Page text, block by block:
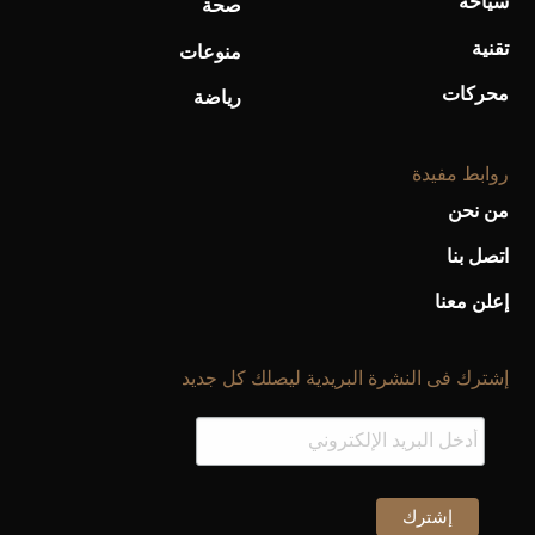
تقنية
محركات
صحة
منوعات
رياضة
روابط مفيدة
من نحن
اتصل بنا
إعلن معنا
إشترك فى النشرة البريدية ليصلك كل جديد